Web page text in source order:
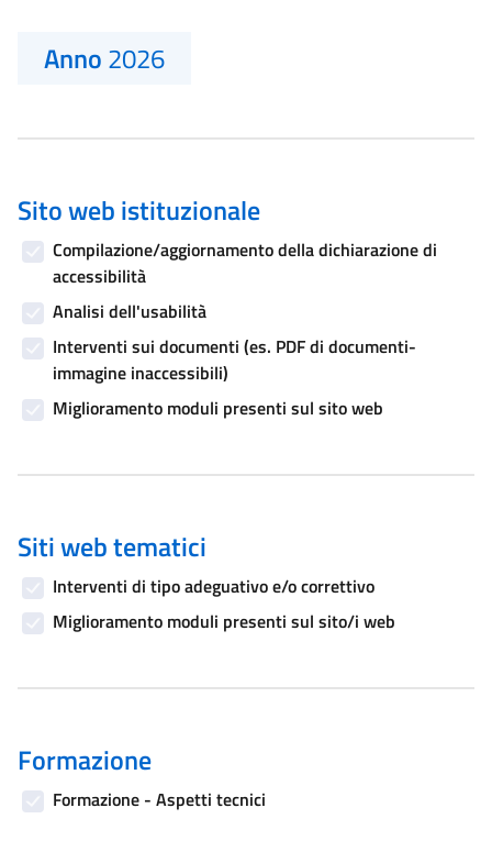
Anno2026
Sito web istituzionale
Compilazione/aggiornamento della dichiarazione di
accessibilità
Analisi dell'usabilità
Interventi sui documenti (es. PDF di documenti-
immagine inaccessibili)
Miglioramento moduli presenti sul sito web
Siti web tematici
Interventi di tipo adeguativo e/o correttivo
Miglioramento moduli presenti sul sito/i web
Formazione
Formazione - Aspetti tecnici